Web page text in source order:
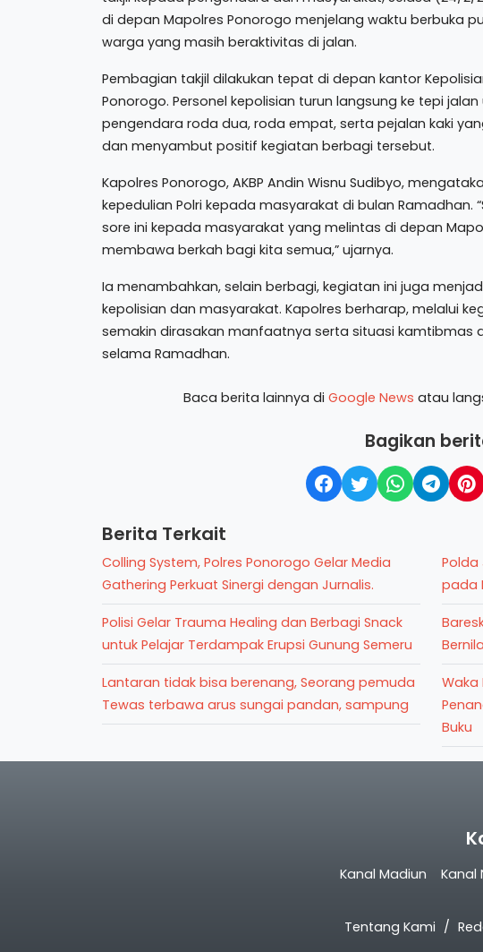
di depan Mapolres Ponorogo menjelang waktu berbuka
warga yang masih beraktivitas di jalan.
Pembagian takjil dilakukan tepat di depan kantor
Ponorogo. Personel kepolisian turun langsung ke tepi
pengendara roda dua, roda empat, serta pejalan kaki
dan menyambut positif kegiatan berbagi tersebut.
Kapolres Ponorogo, AKBP Andin Wisnu Sudibyo,
kepedulian Polri kepada masyarakat di bulan Ramadhan.
sore ini kepada masyarakat yang melintas di depan
membawa berkah bagi kita semua,” ujarnya.
Ia menambahkan, selain berbagi, kegiatan ini juga
kepolisian dan masyarakat. Kapolres berharap, melalui
semakin dirasakan manfaatnya serta situasi kamtibmas
selama Ramadhan.
Baca berita lainnya di Google News atau
Bagikan
Berita Terkait
Colling System, Polres Ponorogo Gelar Media
Gathering Perkuat Sinergi dengan Jurnalis.
Polisi Gelar Trauma Healing dan Berbagi Snack
untuk Pelajar Terdampak Erupsi Gunung Semeru
Lantaran tidak bisa berenang, Seorang pemuda
Tewas terbawa arus sungai pandan, sampung
Polda
pada
Waka
Buku
Kanal Madiun Kanal
Tentang Kami